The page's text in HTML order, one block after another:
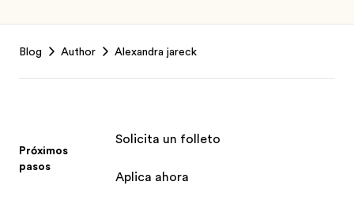
Blog Author Alexandra jareck
Próximos
pasos
Solicita un folleto
Aplica ahora